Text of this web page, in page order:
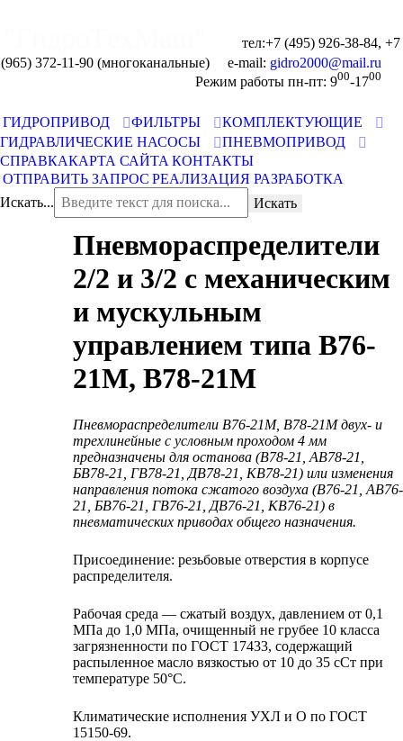
тел:+7 (495) 926-38-84, +7
(965) 372-11-90 (многоканальные) e-mail:
Режим работы пн-пт: 900-1700
ГИДРОПРИВОД ФИЛЬТРЫ
КОМПЛЕКТУЮЩИЕ
ГИДРАВЛИЧЕСКИЕ НАСОСЫ
ПНЕВМОПРИВОД
СПРАВКАКАРТА САЙТА КОНТАКТЫ
ОТПРАВИТЬ ЗАПРОС РЕАЛИЗАЦИЯ РАЗРАБОТКА
Искать...
Искать
Пневмораспределители
2/2 и 3/2 с механическим
и мускульным
управлением типа В76-
21М, В78-21М
Пневмораспределители В76-21М, В78-21М двух- и
трехлинейные с условным проходом 4 мм
предназначены для останова (В78-21, АВ78-21,
БВ78-21, ГВ78-21, ДВ78-21, КВ78-21) или изменения
направления потока сжатого воздуха (В76-21, АВ76-
21, БВ76-21, ГВ76-21, ДВ76-21, КВ76-21) в
пневматических приводах общего назначения.
Присоединение: резьбовые отверстия в корпусе
распределителя.
Рабочая среда — сжатый воздух, давлением от 0,1
МПа до 1,0 МПа, очищенный не грубее 10 класса
загрязненности по ГОСТ 17433, содержащий
распыленное масло вязкостью от 10 до 35 сСт при
температуре 50°C.
Климатические исполнения УХЛ и О по ГОСТ
15150-69.